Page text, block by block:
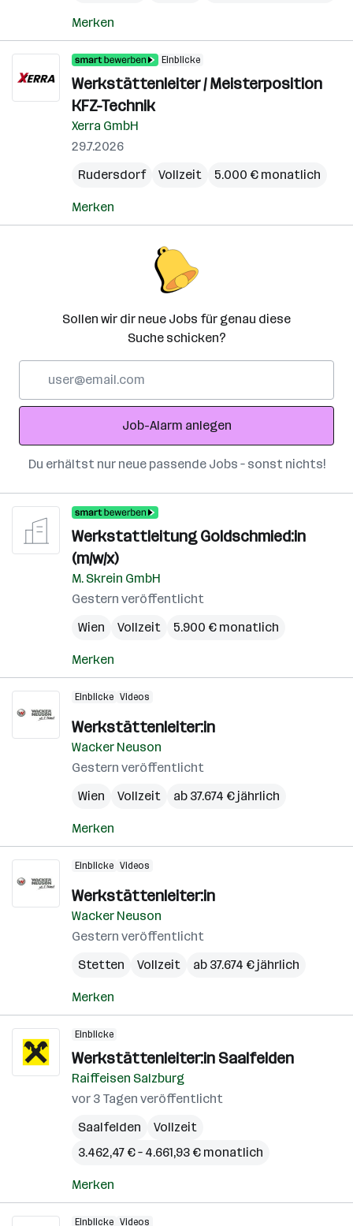
Merken
Einblicke
Werkstättenleiter / Meisterposition
KFZ-Technik
Xerra GmbH
29.7.2026
Rudersdorf
Vollzeit 5.000 € monatlich
Merken
Sollen wir dir neue Jobs für genau diese
Suche schicken?
Adresse
Job-Alarm anlegen
Du erhältst nur neue passende Jobs – sonst nichts!
Werkstattleitung Goldschmied:in
(m/w/x)
M. Skrein GmbH
Gestern veröffentlicht
Wien
Vollzeit 5.900 € monatlich
Merken
Einblicke Videos
Werkstättenleiter:in
Wacker Neuson
Gestern veröffentlicht
Wien
Vollzeit ab 37.674 € jährlich
Merken
Einblicke Videos
Werkstättenleiter:in
Wacker Neuson
Gestern veröffentlicht
Stetten
Vollzeit ab 37.674 € jährlich
Merken
Einblicke
Werkstättenleiter:in Saalfelden
Raiffeisen Salzburg
vor 3 Tagen veröffentlicht
Saalfelden
Vollzeit
3.462,47 € – 4.661,93 € monatlich
Merken
Einblicke Videos